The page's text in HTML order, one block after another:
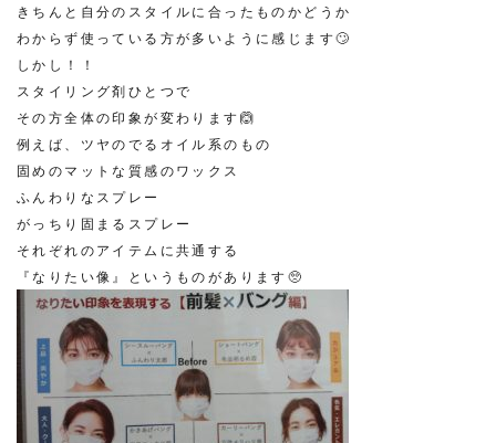
きちんと自分のスタイルに合ったものかどうか
わからず使っている方が多いように感じます🙄
しかし！！
スタイリング剤ひとつで
その方全体の印象が変わります🙆
例えば、ツヤのでるオイル系のもの
固めのマットな質感のワックス
ふんわりなスプレー
がっちり固まるスプレー
それぞれのアイテムに共通する
『なりたい像』というものがあります🥺